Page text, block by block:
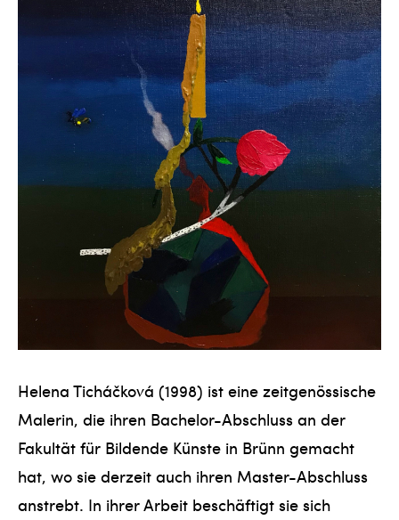
Helena Ticháčková (1998) ist eine zeitgenössische
Malerin, die ihren Bachelor-Abschluss an der
Fakultät für Bildende Künste in Brünn gemacht
hat, wo sie derzeit auch ihren Master-Abschluss
anstrebt. In ihrer Arbeit beschäftigt sie sich